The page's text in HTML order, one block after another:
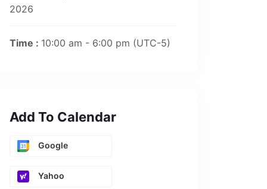
2026
Time : 10:00 am - 6:00 pm (UTC-5)
Add To Calendar
Google
Yahoo